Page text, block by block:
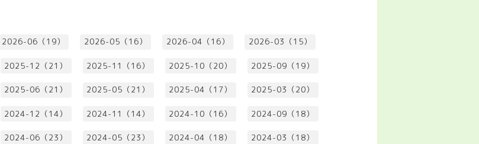
2026-06（19） 2026-05（16） 2026-04（16） 2026-03（15）
2025-12（21） 2025-11（16） 2025-10（20） 2025-09（19）
2025-06（21） 2025-05（21） 2025-04（17） 2025-03（20）
2024-12（14） 2024-11（14） 2024-10（16） 2024-09（18）
2024-06（23） 2024-05（23） 2024-04（18） 2024-03（18）